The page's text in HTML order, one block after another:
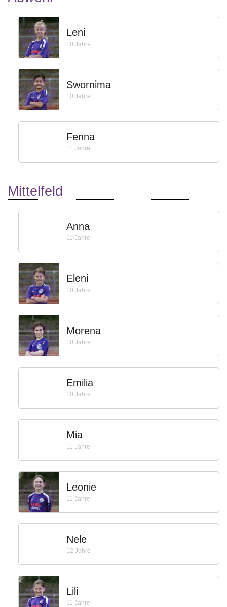
Leni
10 Jahre
Swornima
10 Jahre
Fenna
11 Jahre
Mittelfeld
Anna
11 Jahre
Eleni
10 Jahre
Morena
10 Jahre
Emilia
10 Jahre
Mia
11 Jahre
Leonie
11 Jahre
Nele
12 Jahre
Lili
11 Jahre